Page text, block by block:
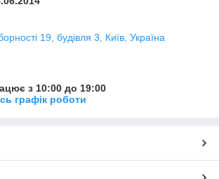
19, будівля 3, Київ, Україна
з 10:00 до 19:00
графік роботи